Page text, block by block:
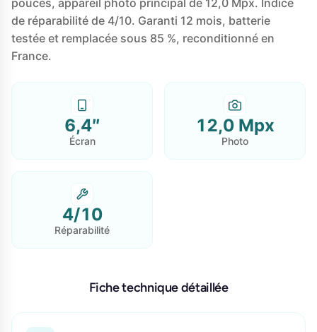
de réparabilité de 4/10. Garanti 12 mois, batterie
testée et remplacée sous 85 %, reconditionné en
France.
6,4″
Écran
12,0 Mpx
Photo
4/10
Réparabilité
Fiche technique détaillée